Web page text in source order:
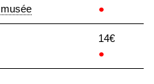
●
14€
●